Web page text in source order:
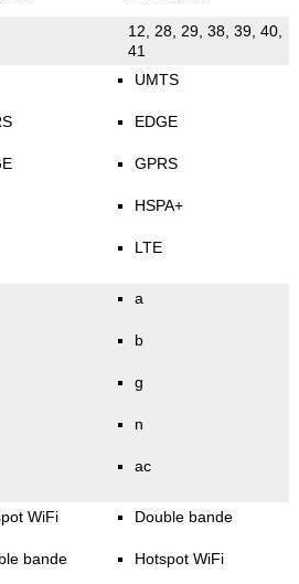
12, 28, 29, 38, 39, 40,
41
UMTS
EDGE
GPRS
HSPA+
LTE
a
b
g
n
ac
WiFi
bande
Double bande
Hotspot WiFi